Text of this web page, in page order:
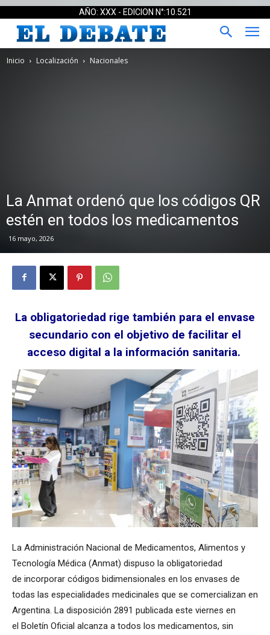
AÑO: XXX - EDICION N°:10.521
Inicio Localización Nacionales
La Anmat ordenó que los códigos QR
estén en todos los medicamentos
16 mayo, 2026
La obligatoriedad rige también para el envase
secundario con el objetivo de facilitar el
acceso digital a la información sanitaria.
La Administración Nacional de Medicamentos, Alimentos y
Tecnología Médica (Anmat) dispuso la obligatoriedad
de incorporar códigos bidimensionales en los envases de
todas las especialidades medicinales que se comercializan en
Argentina. La disposición 2891 publicada este viernes en
el Boletín Oficial alcanza a todos los medicamentos, sin